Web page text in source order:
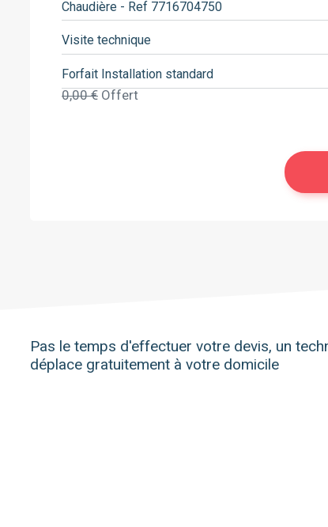
Chaudière - Ref 7716704750
Visite technique
Forfait Installation standard
0,00 € Offert
Pas le temps d'effectuer votre devis, un
déplace gratuitement à votre domicile